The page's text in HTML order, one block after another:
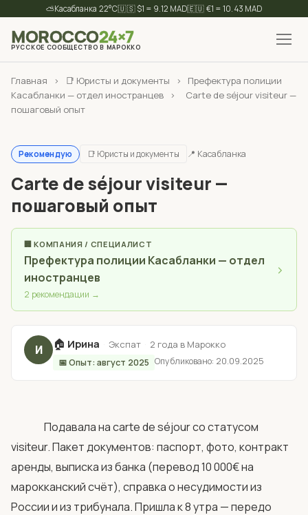
⛅ 22°C🇺🇸 $1 = 9.12 MAD🇪🇺 €1 = 10.43 MAD
MOROCCO24×7
РУССКОЕ СООБЩЕСТВО В МАРОККО
Найти ✕
Главная › 📑 Юристы и документы ›
Префектура полиции
Касабланки — отдел иностранцев
›
Carte de séjour visiteur —
пошаговый опыт
Рекомендую 📑 Юристы и документы 📍 Касабланка
Carte de séjour visiteur —
пошаговый опыт
🏢 КОМПАНИЯ / СПЕЦИАЛИСТ
Префектура полиции Касабланки — отдел
иностранцев
2 рекомендации →
›
И 🏠 Ирина Экспат 2 года в Марокко
📅 Опыт: август 2025 Опубликовано: 20.09.2025
visiteur. Пакет документов: паспорт, фото, контракт
аренды, выписка из банка (перевод 10 000€ на
марокканский счёт), справка о несудимости из
России и из трибунала. Пришла к 8 утра — передо